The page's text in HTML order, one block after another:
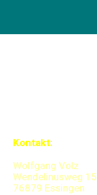
Kontakt:
Wolfgang Volz
Wendelinusweg 15
76879 Essingen